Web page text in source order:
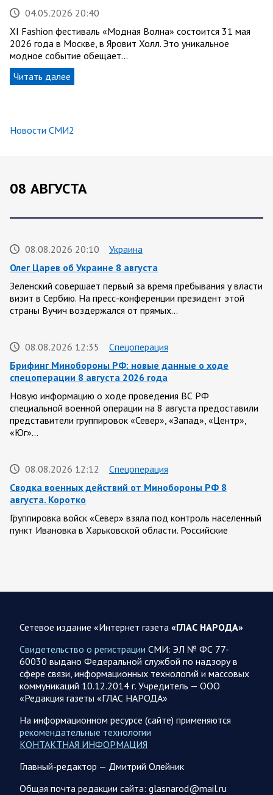
04.05.2026 20:40
XI Fashion фестиваль «Модная Волна» состоится 31 мая
2026 года в Москве, в Яровит Холл. Это уникальное
модное событие обещает…
Читать далее
Новости СМИ2
08 АВГУСТА
08.08.2026 20:10
Украина
Олег Царев об Украине 8 августа
Зеленский совершает первый за время пребывания у власти
визит в Сербию. На пресс-конференции президент этой
страны Вучич воздержался от прямых…
08.08.2026 12:35
Спецоперация
Брифинг Минобороны РФ: новые данные о ходе
спецоперации 8 августа 2026 года
Новую информацию о ходе проведения ВС РФ
специальной военной операции на 8 августа предоставили
представители группировок «Север», «Запад», «Центр»,
«Юг»…
08.08.2026 12:12
Спецоперация
Сводка военных действий от Минобороны РФ 8
августа. Коротко
Группировка войск «Север» взяла под контроль населенный
пункт Ивановка в Харьковской области. Российские
Олег Царев сообщает: Мониторинг противника насчитал
якобы «сбиты/подавлены» – 135. В Киеве…
08.08.2026 10:05
Спецоперация
397 украинских БПЛА сбито ПВО ночью над 15 субъектами
РФ: Беспилотники сбивали над территориями
Белгородской, Брянской, Воронежской, Курской, Липецкой,
Орловской,…
Сетевое издание «Интернет газета «ГЛАС НАРОДА»
Свидетельство о регистрации СМИ: ЭЛ № ФС 77-
60030 выдано Федеральной службой по надзору в
сфере связи, информационных технологий и массовых
коммуникаций 10.12.2014 г. Учредитель — ООО
«Редакция газеты «ГЛАС НАРОДА»
На информационном ресурсе (сайте) применяются
рекомендательные технологии
КОНТАКТНАЯ ИНФОРМАЦИЯ
Главный-редактор — Дмитрий Олейник
Общая почта редакции сайта: glasnarod@mail.ru